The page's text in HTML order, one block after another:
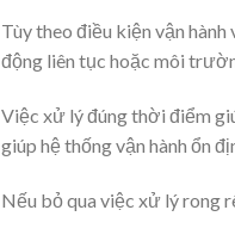
Tùy theo điều kiện vận
động liên tục hoặc môi
Việc xử lý đúng thời điểm
giúp hệ thống vận hành ổn
Nếu bỏ qua việc xử lý rong